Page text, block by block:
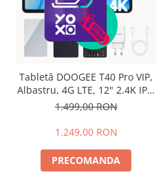
Tabletă DOOGEE T40 Pro VIP,
Albastru, 4G LTE, 12" 2.4K IPS,
20GB RAM (8GB + 12GB
10800mAh, 33W, Android 14,
1.499,00 RON
1.249,00 RON
PRECOMANDA